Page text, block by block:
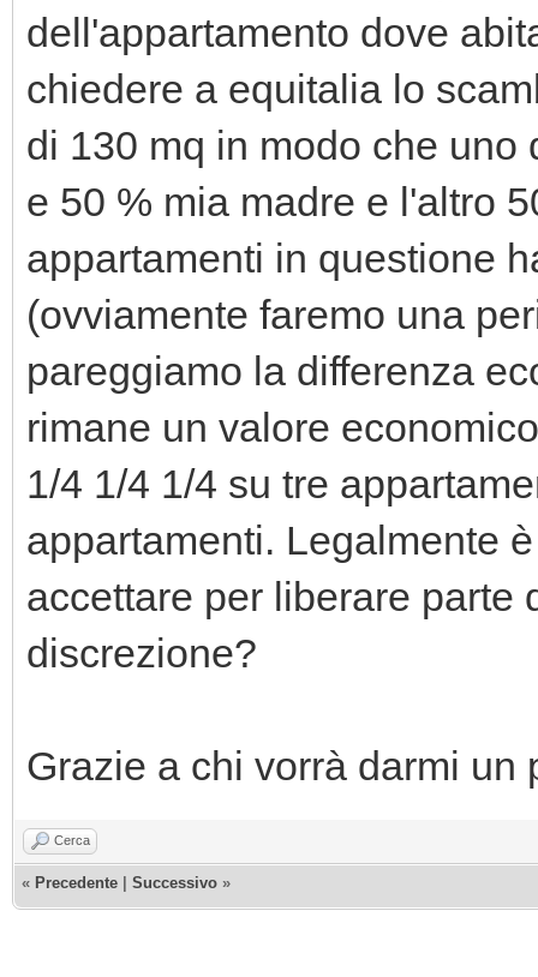
dell'appartamento dove
chiedere a equitalia lo
di 130 mq in modo che
e 50 % mia madre e l'altro
appartamenti in questione
(ovviamente faremo una
pareggiamo la differenza
rimane un valore
1/4 1/4 1/4 su tre
appartamenti. Legalmente
accettare per liberare parte
discrezione?
Grazie a chi vorrà darmi un
Cerca
« Precedente Successivo »